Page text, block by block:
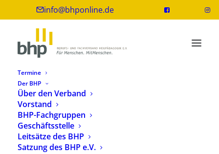
info@bhponline.de
Termine
Der BHP
Über den Verband
Vorstand
BHP-Fachgruppen
Geschäftsstelle
Leitsätze des BHP
Satzung des BHP e.V.
000 Tage 00 Stunden 00 Minuten 00
Tage bis zur Veranstaltung